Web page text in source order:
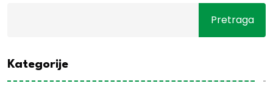
Pretraga
Kategorije